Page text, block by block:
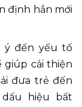
định hẳn mới
ý đến yếu tố
giúp cải thiện
đưa trẻ đến
hiệu bất